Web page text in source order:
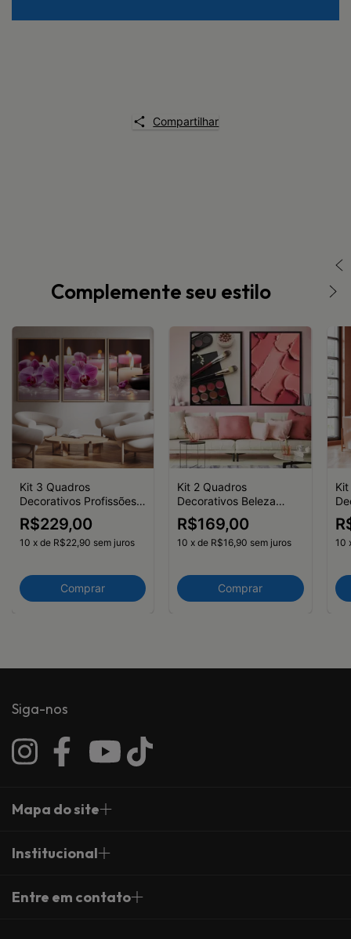
Compartilhar
Complemente seu estilo
Kit 3 Quadros
Decorativos Profissões
Estética Beleza
Orquídeas Velas
Aromáticas
R$229,00
10 x de R$22,90 sem juros
Comprar
Kit 2 Quadros
Decorativos Beleza
Maquiagem Pó Pincel
Kabuki
R$169,00
10 xde R$16,90 sem juros
Comprar
10
Siga-nos
Mapa do site
Institucional
Entre em contato